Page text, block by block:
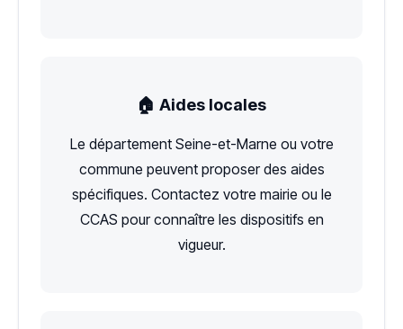
🏠 Aides locales
Le département Seine-et-Marne ou votre
commune peuvent proposer des aides
spécifiques. Contactez votre mairie ou le
CCAS pour connaître les dispositifs en
vigueur.